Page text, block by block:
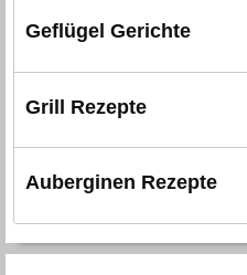
Geflügel Gerichte
Grill Rezepte
Auberginen Rezepte